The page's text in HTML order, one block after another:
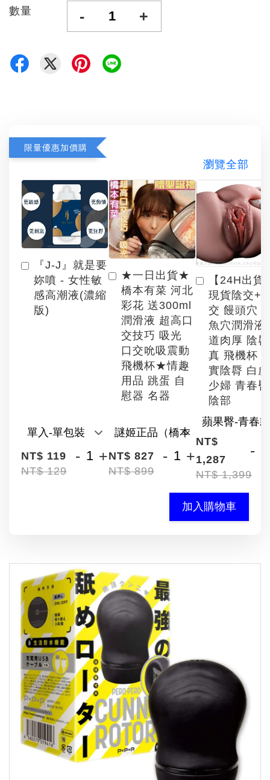
數量 - +
限量優惠加價購
瀏覽全部
『J-J』就是要
妳噴 - 女性敏
感高潮液(濃縮
版)
NT$ 119
NT$ 129
- +
★一日出貨★
橋本有菜 河北
彩花 送300ml
潤滑液 超高口
交技巧 吸光
口交吮吸震動
飛機杯★情趣
用品 跳蛋 自
慰器 名器
NT$ 827
NT$ 899
- +
【24H出貨
現貨陰交+
交 饅頭穴
魚穴潤滑液
道肉厚 陰
真 飛機杯
實陰脣 白
少婦 青春臀
陰部
NT$
1,287
NT$ 1,399
-
加入購物車